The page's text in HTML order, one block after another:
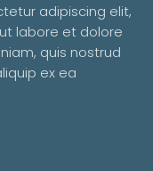
adipiscing elit,
labore et dolore
quis nostrud
ex ea